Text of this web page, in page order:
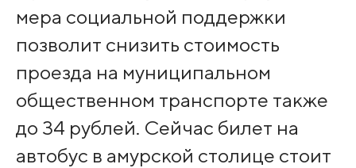
мера социальной поддержки
позволит снизить стоимость
проезда на муниципальном
общественном транспорте также
до 34 рублей. Сейчас билет на
автобус в амурской столице стоит